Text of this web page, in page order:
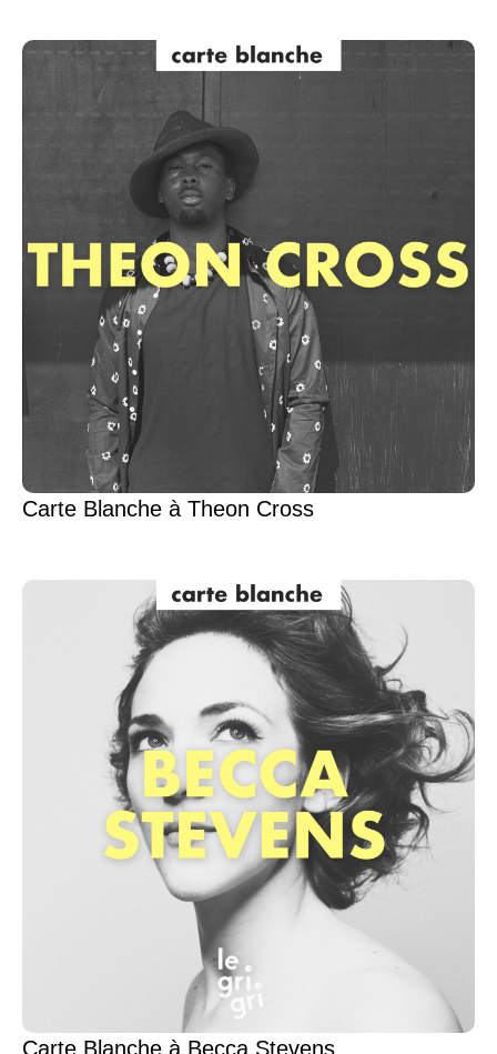
Carte Blanche à Theon Cross
Carte Blanche à Becca Stevens